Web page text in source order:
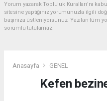
Yorum yazarak Topluluk Kuralları’nı
sitesine yaptığınız yorumunuzla ilgili
başınıza üstleniyorsunuz. Yazılan
sorumlu tutulamaz.
Anasayfa GENEL
Kefen